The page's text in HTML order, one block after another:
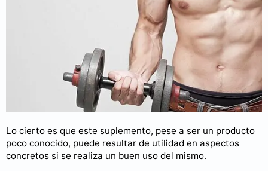
Lo cierto es que este suplemento, pese a ser un producto
poco conocido, puede resultar de utilidad en aspectos
concretos si se realiza un buen uso del mismo.